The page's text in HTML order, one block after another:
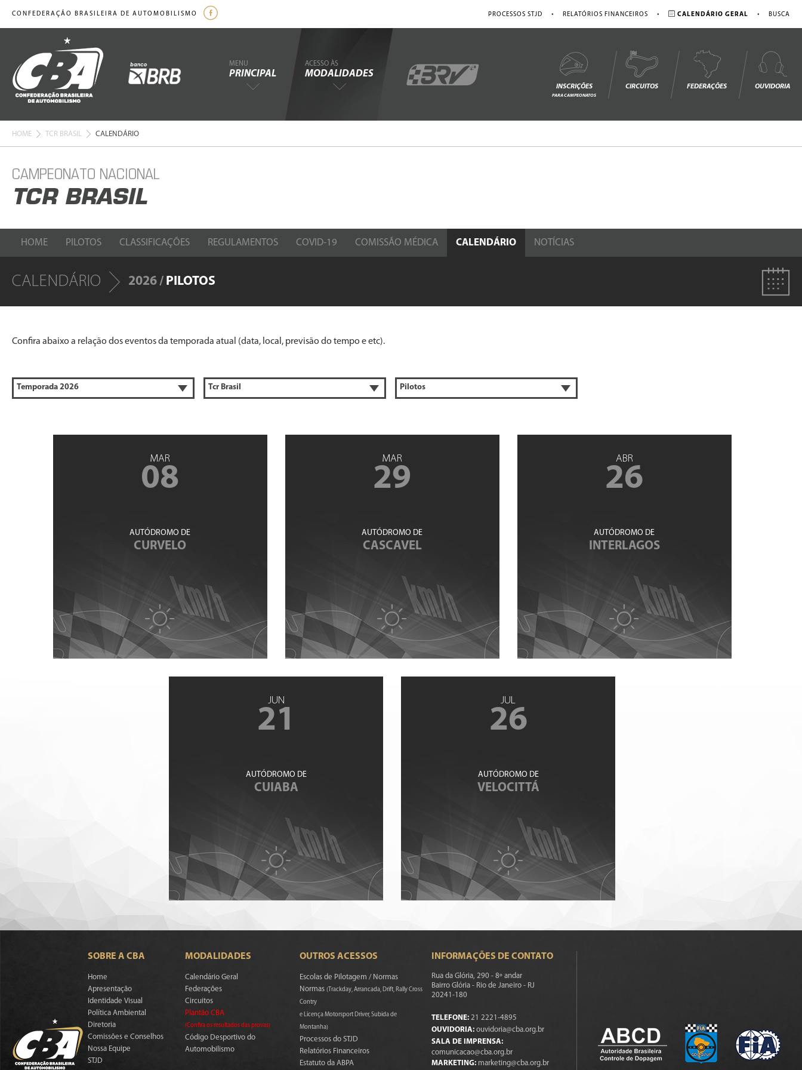
CONFEDERAÇÃO BRASILEIRA DE AUTOMOBILISMO PROCESSOS STJD • RELATÓRIOS FINANCEIROS • CALENDÁRIO GERAL • BUSCA
MENU
PRINCIPAL
ACESSO ÀS
MODALIDADES
INSCRIÇÕES
PARA CAMPEONATOS
CIRCUITOS FEDERAÇÕES OUVIDORIA
HOME TCR BRASIL CALENDÁRIO
CAMPEONATO NACIONAL
TCR BRASIL
HOME PILOTOS CLASSIFICAÇÕES REGULAMENTOS COVID-19 COMISSÃO MÉDICA CALENDÁRIO NOTÍCIAS
CALENDÁRIO 2026 / PILOTOS
Confira abaixo a relação dos eventos da temporada atual (data, local, previsão do tempo e etc).
MAR
08
AUTÓDROMO DE
CURVELO
MAR
29
AUTÓDROMO DE
CASCAVEL
ABR
26
AUTÓDROMO DE
INTERLAGOS
JUN
21
AUTÓDROMO DE
CUIABA
JUL
26
AUTÓDROMO DE
VELOCITTÁ
SOBRE A CBA
Home
Apresentação
Identidade Visual
Política Ambiental
Diretoria
Comissões e Conselhos
Nossa Equipe
STJD
MODALIDADES
Calendário Geral
Federações
Circuitos
Plantão CBA
(Confira os resultados das provas)
Código Desportivo do
Automobilismo
OUTROS ACESSOS
Escolas de Pilotagem / Normas
Normas(Trackday, Arrancada, Drift, Rally Cross
Contry
e Licença Motorsport Driver, Subida de
Montanha)
Processos do STJD
Relatórios Financeiros
Estatuto da ABPA
INFORMAÇÕES DE CONTATO
Rua da Glória, 290 - 8º andar
Bairro Glória - Rio de Janeiro - RJ
20241-180
TELEFONE: 21 2221-4895
OUVIDORIA: ouvidoria@cba.org.br
SALA DE IMPRENSA:
comunicacao@cba.org.br
MARKETING: marketing@cba.org.br